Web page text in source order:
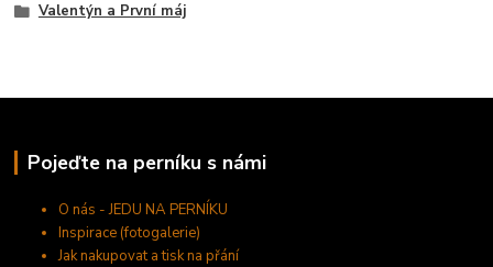
Valentýn a První máj
Pojeďte na perníku s námi
O nás - JEDU NA PERNÍKU
Inspirace (fotogalerie)
Jak nakupovat a tisk na přání